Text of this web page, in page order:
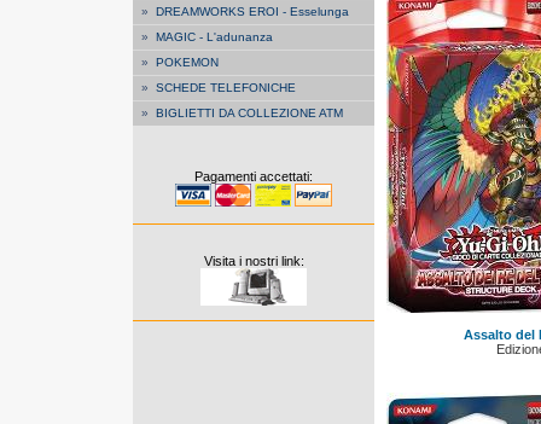
» DREAMWORKS EROI - Esselunga
» MAGIC - L'adunanza
» POKEMON
» SCHEDE TELEFONICHE
» BIGLIETTI DA COLLEZIONE ATM
Pagamenti accettati:
Visita i nostri link:
Assalto del